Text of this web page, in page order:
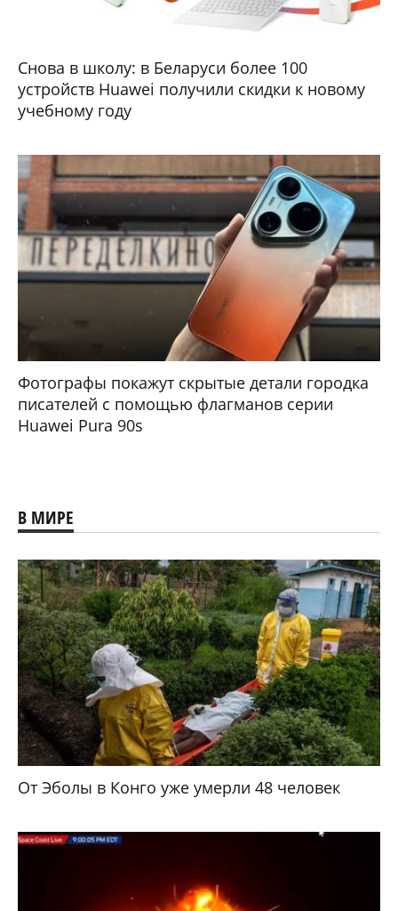
Снова в школу: в Беларуси более 100
устройств Huawei получили скидки к новому
учебному году
Фотографы покажут скрытые детали городка
писателей с помощью флагманов серии
Huawei Pura 90s
В МИРЕ
От Эболы в Конго уже умерли 48 человек